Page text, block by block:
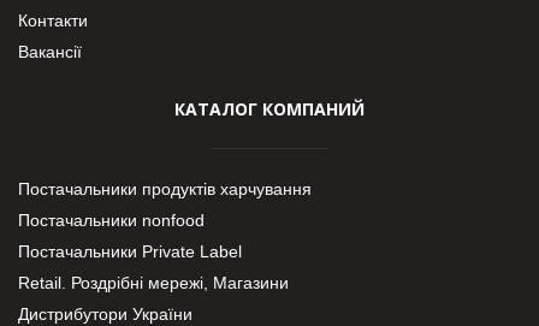
Контакти
Вакансії
КАТАЛОГ КОМПАНИЙ
Постачальники продуктів харчування
Постачальники nonfood
Постачальники Private Label
Retail. Роздрібні мережі, Магазини
Дистрибутори України